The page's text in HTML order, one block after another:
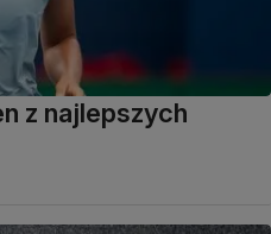
z najlepszych